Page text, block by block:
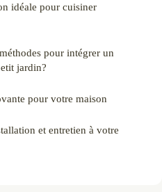
idéale pour cuisiner
pour intégrer un
jardin?
pour votre maison
et entretien à votre